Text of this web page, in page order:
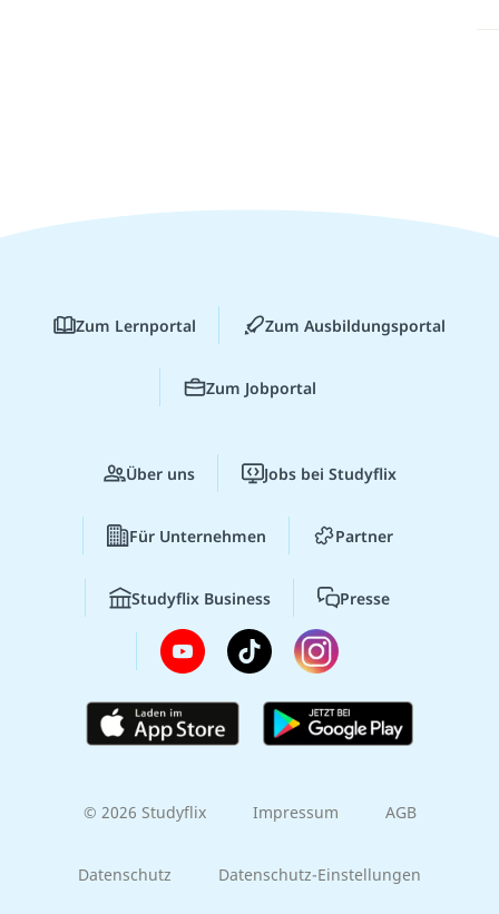
Zum Lernportal Zum Ausbildungsportal
Zum Jobportal
Über uns Jobs bei Studyflix
Für Unternehmen Partner
Studyflix Business Presse
© 2026 Studyflix Impressum AGB
Datenschutz Datenschutz-Einstellungen